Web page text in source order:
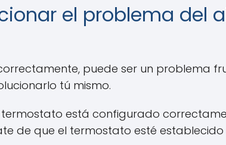
el problema del
puede ser un problema
tú mismo.
está configurado
de que el termostato esté establecido